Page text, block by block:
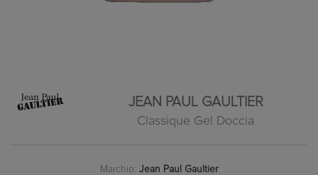
JEAN PAUL GAULTIER
Classique Gel Doccia
Marchio: Jean Paul Gaultier